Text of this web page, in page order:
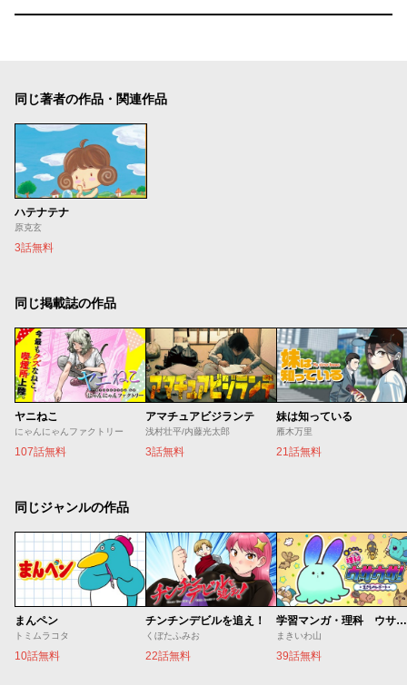
同じ著者の作品・関連作品
ハテナテナ
原克玄
3話無料
同じ掲載誌の作品
ヤニねこ
にゃんにゃんファクトリー
107話無料
アマチュアビジランテ
浅村壮平/内藤光太郎
3話無料
妹は知っている
雁木万里
21話無料
同じジャンルの作品
まんペン
トミムラコタ
10話無料
チンチンデビルを追え！
くぼたふみお
22話無料
学習マンガ・理科 ウサウサ！
まきいわ山
39話無料